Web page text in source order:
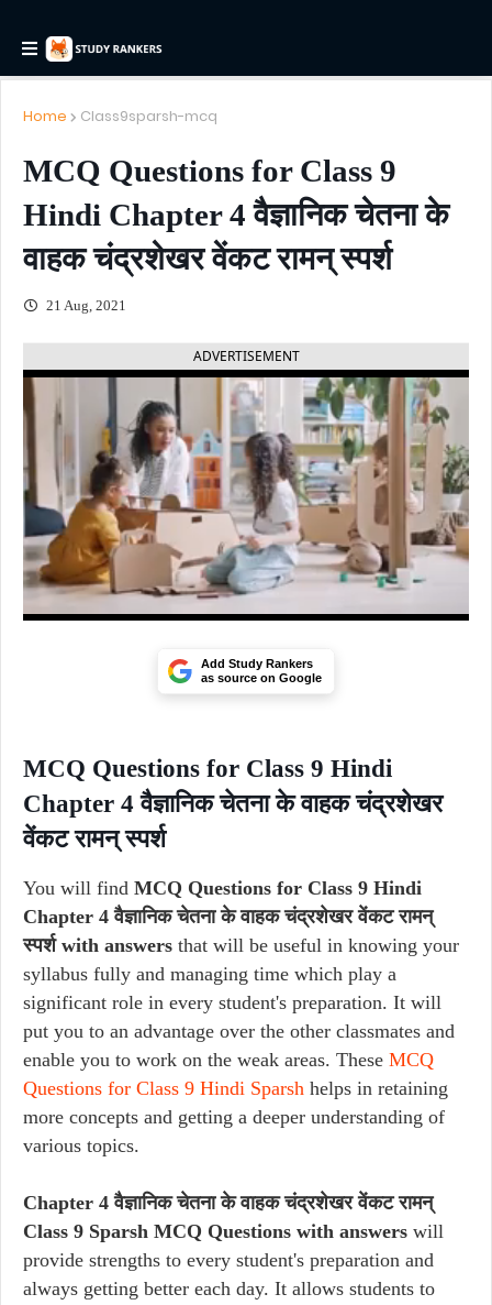
Home Class9sparsh-mcq
MCQ Questions for Class 9
Hindi Chapter 4 वैज्ञानिक चेतना के
वाहक चंद्रशेखर वेंकट रामन् स्पर्श
21 Aug, 2021
ADVERTISEMENT
Add Study Rankers
as source on Google
MCQ Questions for Class 9 Hindi
Chapter 4 वैज्ञानिक चेतना के वाहक चंद्रशेखर
वेंकट रामन् स्पर्श
You will find MCQ Questions for Class 9 Hindi
Chapter 4 वैज्ञानिक चेतना के वाहक चंद्रशेखर वेंकट रामन्
स्पर्श with answers that will be useful in knowing your
syllabus fully and managing time which play a
significant role in every student's preparation. It will
put you to an advantage over the other classmates and
enable you to work on the weak areas. These MCQ
Questions for Class 9 Hindi Sparsh helps in retaining
more concepts and getting a deeper understanding of
various topics.
Chapter 4 वैज्ञानिक चेतना के वाहक चंद्रशेखर वेंकट रामन्
Class 9 Sparsh MCQ Questions with answers will
provide strengths to every student's preparation and
always getting better each day. It allows students to